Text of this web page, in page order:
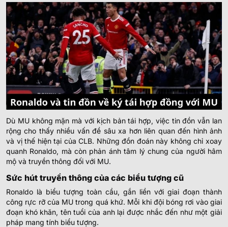
Dù MU không mặn mà với kịch bản tái hợp, việc tin đồn vẫn lan
rộng cho thấy nhiều vấn đề sâu xa hơn liên quan đến hình ảnh
và vị thế hiện tại của CLB. Những đồn đoán này không chỉ xoay
quanh Ronaldo, mà còn phản ánh tâm lý chung của người hâm
mộ và truyền thông đối với MU.
Sức hút truyền thông của các biểu tượng cũ
Ronaldo là biểu tượng toàn cầu, gắn liền với giai đoạn thành
công rực rỡ của MU trong quá khứ. Mỗi khi đội bóng rơi vào giai
đoạn khó khăn, tên tuổi của anh lại được nhắc đến như một giải
pháp mang tính biểu tượng.